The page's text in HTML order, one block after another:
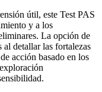
útil, este Test PAS
y a los
La opción de
al detallar las fortalezas
acción basado en los